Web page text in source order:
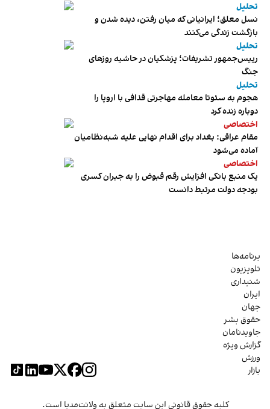
تحلیل
نسل معلق؛ ایرانیانی که میان رفتن، دیده شدن و
بازگشت زندگی می‌کنند
تحلیل
رییس‌جمهور تشریفات؛ پزشکیان در حاشیه روزهای
جنگ
تحلیل
هجوم به سئوتا معامله مهاجرتی قذافی با اروپا را
دوباره زنده کرد
اختصاصی
مقام عراقی: بغداد برای اقدام نهایی علیه شبه‌نظامیان
آماده می‌شود
اختصاصی
یک منبع بانکی افزایش رقم قبوض را به جبران کسری
بودجه دولت مرتبط دانست
برنامه‌ها
تلویزیون
شنیداری
ایران
جهان
حقوق بشر
جاویدنامان
گزارش ویژه
ورزش
بازار
کلیه حقوق قانونی این سایت متعلق به ولانت‌مدیا است.